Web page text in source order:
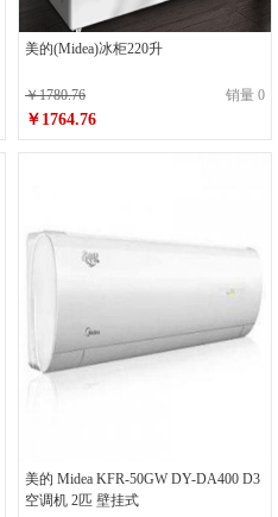
美的(Midea)冰柜220升
￥1780.76 销量 0
￥1764.76
美的 Midea KFR-50GW DY-DA400 D3
空调机 2匹 壁挂式